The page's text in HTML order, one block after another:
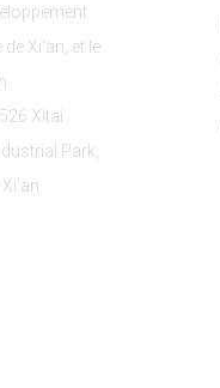
Xi'an, et le
Xitai
Park,